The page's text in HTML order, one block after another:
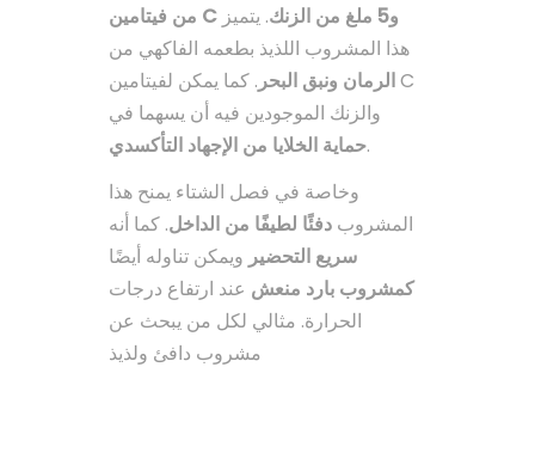
من فيتامين C و5 ملغ من الزنك
. يتميز
هذا المشروب اللذيذ بطعمه الفاكهي من
الرمان ونبق البحر . كما يمكن لفيتامين C
والزنك الموجودين فيه أن يسهما في
حماية الخلايا من الإجهاد التأكسدي.
وخاصة في فصل الشتاء يمنح هذا
المشروب دفئًا لطيفًا من الداخل. كما أنه
سريع التحضير ويمكن تناوله أيضًا
كمشروب بارد منعش عند ارتفاع درجات
الحرارة. مثالي لكل من يبحث عن
مشروب دافئ ولذيذ